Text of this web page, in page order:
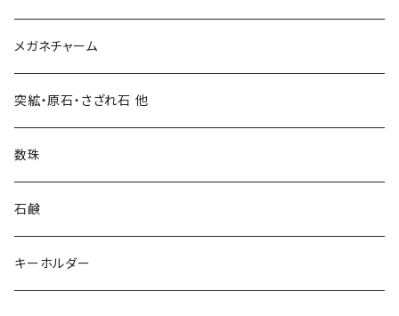
メガネチャーム
突絋・原石・さざれ石 他
数珠
石鹸
キーホルダー